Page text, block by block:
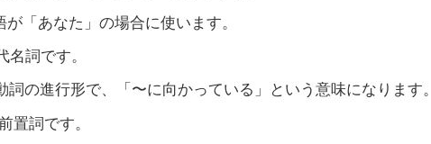
「あなた」の場合に使います。
詞です。
詞の進行形で、「〜に向かっている」という意味になります。
置詞です。